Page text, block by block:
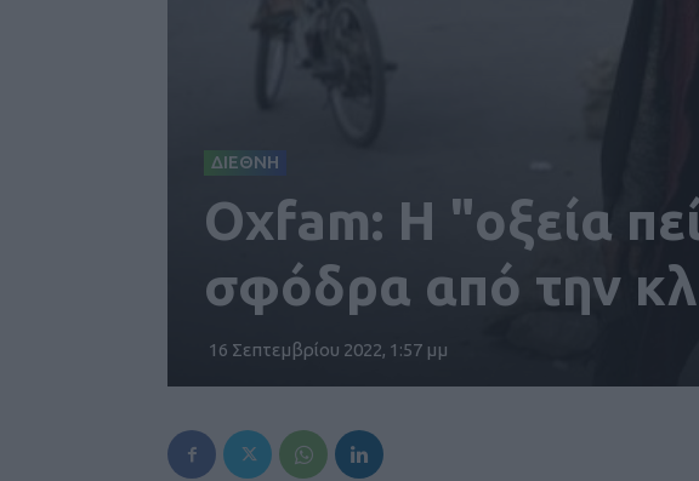
ΔΙΕΘΝΗ
Oxfam: Η "οξεία
σφόδρα από την
16 Σεπτεμβρίου 2022, 1:57 μμ